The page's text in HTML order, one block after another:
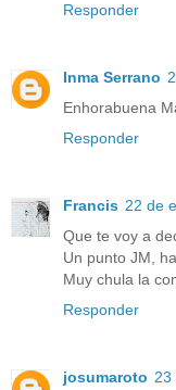
Responder
Inma Serrano
Enhorabuena
Responder
Francis 22 de
Que te voy a
Un punto JM,
Muy chula la
Responder
josumaroto 23